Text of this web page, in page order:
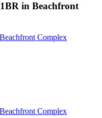
in Beachfront
Complex
Complex